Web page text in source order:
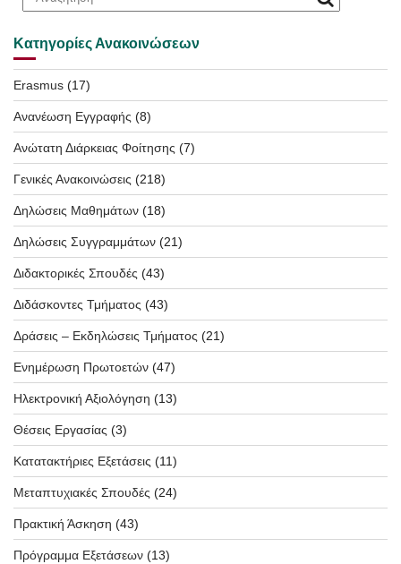
Κατηγορίες Ανακοινώσεων
Erasmus (17)
Ανανέωση Εγγραφής (8)
Ανώτατη Διάρκειας Φοίτησης (7)
Γενικές Ανακοινώσεις (218)
Δηλώσεις Μαθημάτων (18)
Δηλώσεις Συγγραμμάτων (21)
Διδακτορικές Σπουδές (43)
Διδάσκοντες Τμήματος (43)
Δράσεις – Εκδηλώσεις Τμήματος (21)
Ενημέρωση Πρωτοετών (47)
Ηλεκτρονική Αξιολόγηση (13)
Θέσεις Εργασίας (3)
Κατατακτήριες Εξετάσεις (11)
Μεταπτυχιακές Σπουδές (24)
Πρακτική Άσκηση (43)
Πρόγραμμα Εξετάσεων (13)